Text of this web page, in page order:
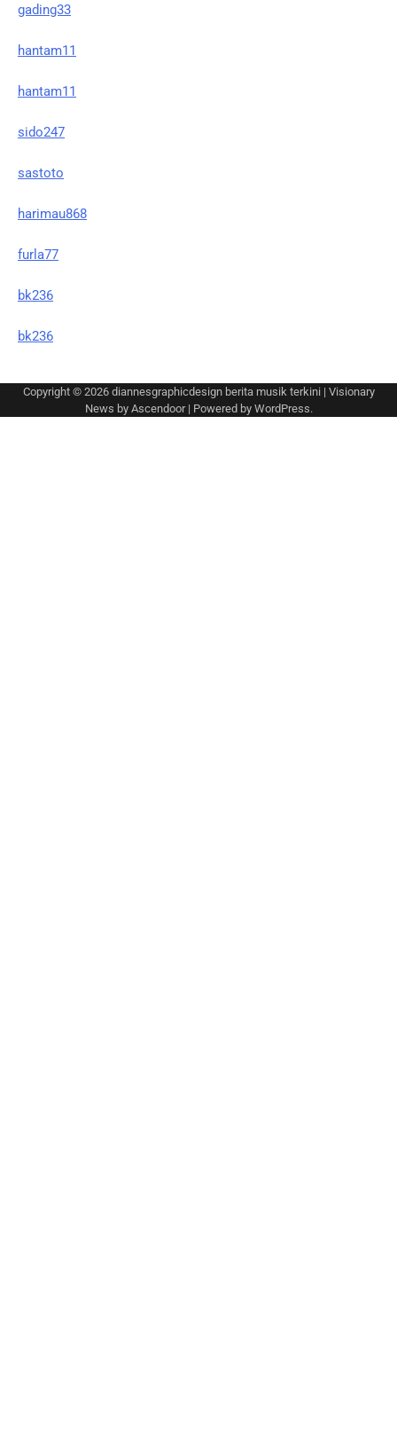
gading33
hantam11
hantam11
sido247
sastoto
harimau868
furla77
bk236
bk236
Copyright © 2026 diannesgraphicdesign berita musik terkini| Visionary
News by Ascendoor| Powered by WordPress.